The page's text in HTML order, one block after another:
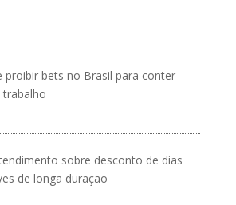
proibir bets no Brasil para conter
sobre desconto de dias
de longa duração